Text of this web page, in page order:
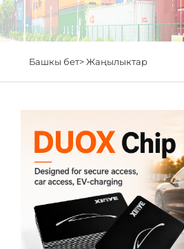
Башкы бет>Жаңылыктар